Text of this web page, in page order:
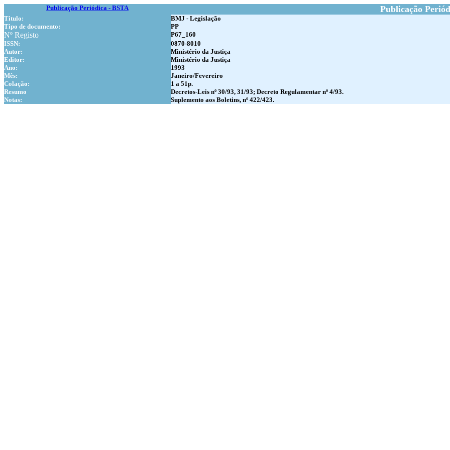
Publicação Periódica - BSTA Publicação
Titulo:
BMJ - Legislação
Tipo de documento:
PP
Nº Registo
P67_160
ISSN:
0870-8010
Autor:
Ministério da Justiça
Editor:
Ministério da Justiça
Ano:
1993
Mês:
Janeiro/Fevereiro
Colação:
1 a 51p.
Resumo
Decretos-Leis nº 30/93, 31/93; Decreto Regulamentar nº 4/93.
Notas:
Suplemento aos Boletins, nº 422/423.